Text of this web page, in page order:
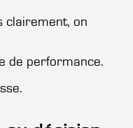
clairement, on
de performance.